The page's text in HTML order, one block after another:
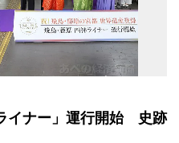
イナー」運行開始 史跡